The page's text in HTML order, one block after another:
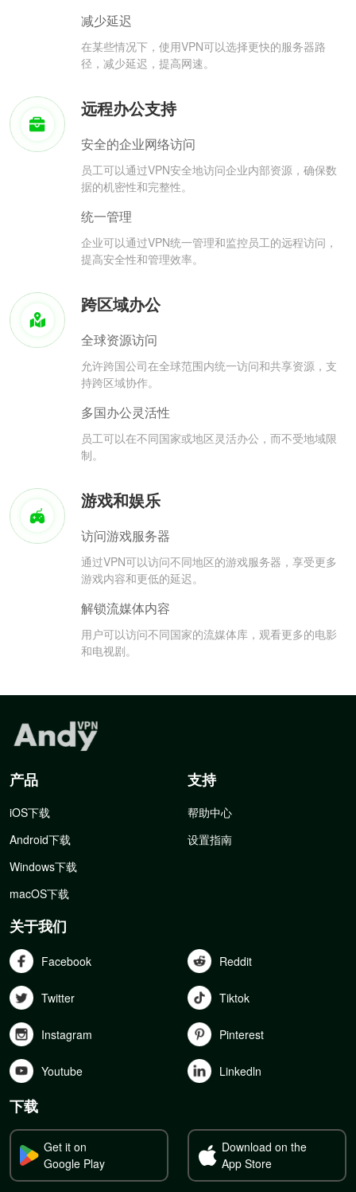
减少延迟
在某些情况下，使用VPN可以选择更快的服务器路
径，减少延迟，提高网速。
远程办公支持
安全的企业网络访问
员工可以通过VPN安全地访问企业内部资源，确保数
据的机密性和完整性。
统一管理
企业可以通过VPN统一管理和监控员工的远程访问，
提高安全性和管理效率。
跨区域办公
全球资源访问
允许跨国公司在全球范围内统一访问和共享资源，支
持跨区域协作。
多国办公灵活性
员工可以在不同国家或地区灵活办公，而不受地域限
制。
游戏和娱乐
访问游戏服务器
通过VPN可以访问不同地区的游戏服务器，享受更多
游戏内容和更低的延迟。
解锁流媒体内容
用户可以访问不同国家的流媒体库，观看更多的电影
和电视剧。
产品
iOS下载
Android下载
Windows下载
macOS下载
支持
帮助中心
设置指南
关于我们
Facebook Reddit
Twitter Tiktok
Instagram Pinterest
Youtube Linkedln
下载
Get it on
Google Play
Download on the
App Store